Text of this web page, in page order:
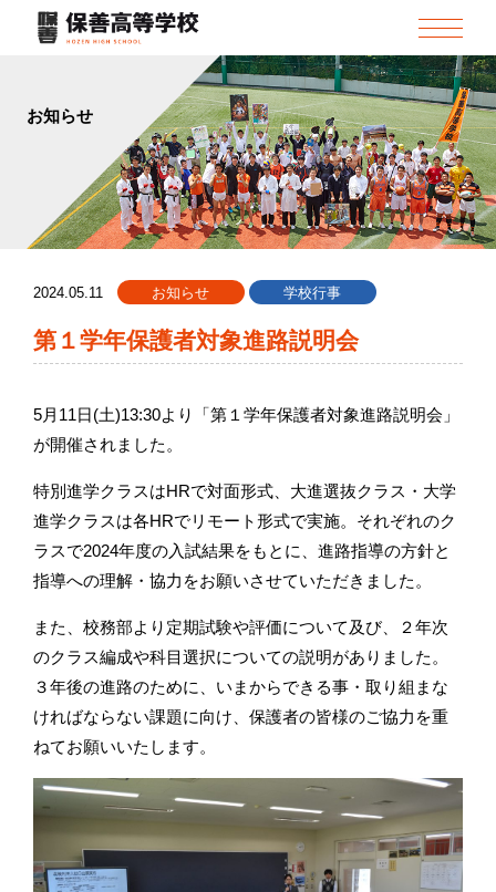
お知らせ
2024.05.11 お知らせ 学校行事
第１学年保護者対象進路説明会
5月11日(土)13:30より「第１学年保護者対象進路説明会」
が開催されました。
特別進学クラスはHRで対面形式、大進選抜クラス・大学
進学クラスは各HRでリモート形式で実施。それぞれのク
ラスで2024年度の入試結果をもとに、進路指導の方針と
指導への理解・協力をお願いさせていただきました。
また、校務部より定期試験や評価について及び、２年次
のクラス編成や科目選択についての説明がありました。
３年後の進路のために、いまからできる事・取り組まな
ければならない課題に向け、保護者の皆様のご協力を重
ねてお願いいたします。